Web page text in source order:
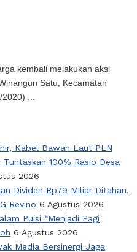
kembali melakukan aksi
Satu, Kecamatan
...
Kabel Bawah Laut PLN
100% Rasio Desa
2026
Dividen Rp79 Miliar Ditahan,
Revino 6 Agustus 2026
Puisi “Menjadi Pagi
6 Agustus 2026
Media Bersinergi Jaga